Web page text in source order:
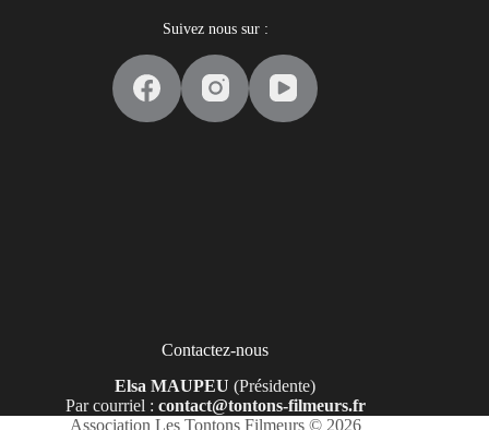
Suivez nous sur :
Contactez-nous
Elsa MAUPEU (Présidente)
Par courriel : contact@tontons-filmeurs.fr
Association Les Tontons Filmeurs © 2026